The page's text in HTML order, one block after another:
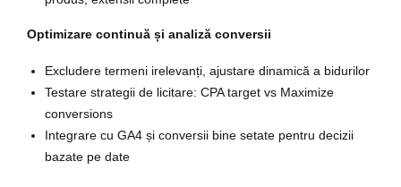
Optimizare continuă și analiză conversii
Excludere termeni irelevanți, ajustare dinamică a bidurilor
Testare strategii de licitare: CPA target vs Maximize
conversions
Integrare cu GA4 și conversii bine setate pentru decizii
bazate pe date